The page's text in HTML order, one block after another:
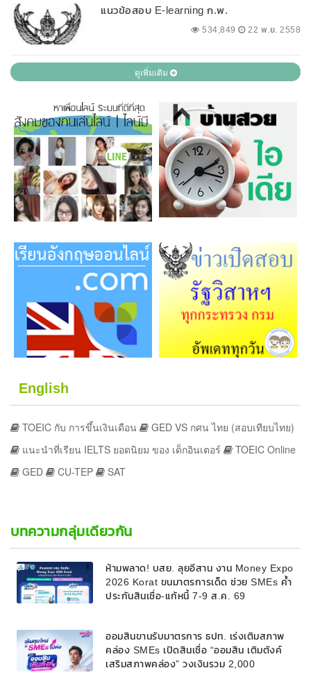
แนวข้อสอบ E-learning ก.พ.
534,849 22 พ.ย. 2558
ดูเพิ่มเติม
English
TOEIC กับ การขึ้นเงินเดือน
GED VS กศน ไทย (สอบเทียบไทย)
แนะนำที่เรียน IELTS ยอดนิยม ของ เด็กอินเตอร์
TOEIC Online
GED
CU-TEP SAT
บทความกลุ่มเดียวกัน
ห้ามพลาด! บสย. ลุยอีสาน งาน Money Expo
2026 Korat ขนมาตรการเด็ด ช่วย SMEs ค้ำ
ประกันสินเชื่อ-แก้หนี้ 7-9 ส.ค. 69
ออมสินขานรับมาตรการ ธปท. เร่งเติมสภาพ
คล่อง SMEs เปิดสินเชื่อ “ออมสิน เติมตังค์
เสริมสภาพคล่อง” วงเงินรวม 2,000